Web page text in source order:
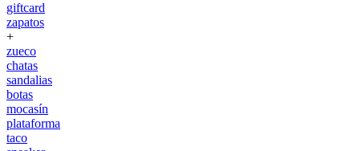
giftcard
zapatos
+
zueco
chatas
sandalias
botas
mocasín
plataforma
taco